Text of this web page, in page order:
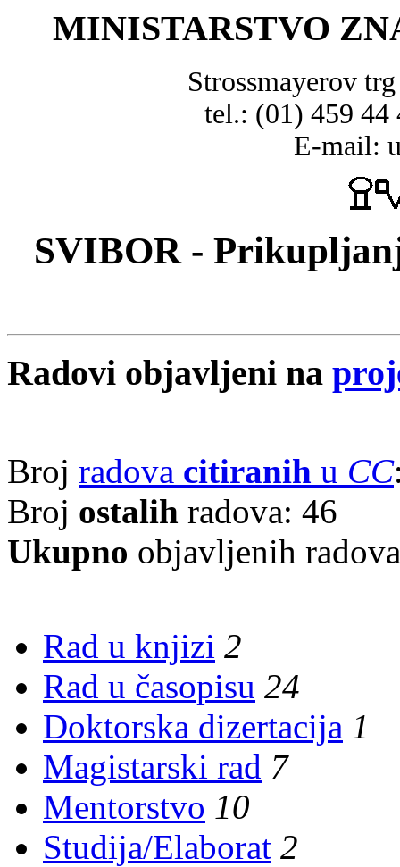
MINISTARSTVO
Strossmayerov
tel.: (01) 459 44
E-mail:
SVIBOR -
Radovi objavljeni na
Broj radova citiranih u CC
Broj ostalih radova: 46
Ukupno objavljenih
Rad u knjizi 2
Rad u časopisu 24
Doktorska dizertacija 1
Magistarski rad 7
Mentorstvo 10
Studija/Elaborat 2